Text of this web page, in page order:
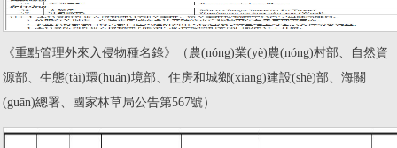
《重點管理外來入侵物種名錄》（農(nóng)業(yè)農(nóng)村部、自然資
源部、生態(tài)環(huán)境部、住房和城鄉(xiāng)建設(shè)部、海關
(guān)總署、國家林草局公告第567號）